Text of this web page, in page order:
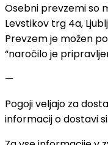
Osebni prevzemi so
Levstikov trg 4a,
Prevzem je možen
“naročilo je
—
Pogoji veljajo za
informacij o dostavi